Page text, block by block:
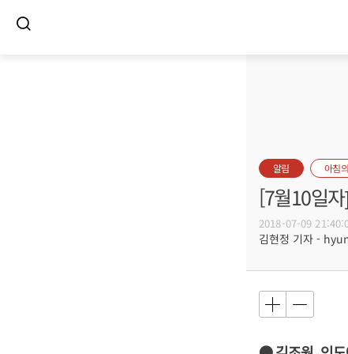
알림 아침
[7월10일
2018-07-09
김현정 기자 -